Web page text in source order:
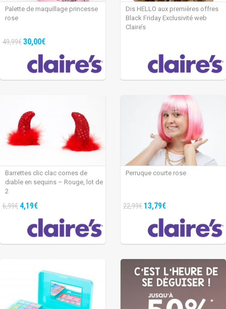
Palette de maquillage princesse
rose
49,99€30,00€
Dis HELLO aux premières offres
Black Friday Exclusivité web
Claire’s
Barrettes clic clac cornes de
diable en sequins – Rouge, lot de
2
6,99€ 4,19€
Perruque courte rose
22,99€ 13,79€